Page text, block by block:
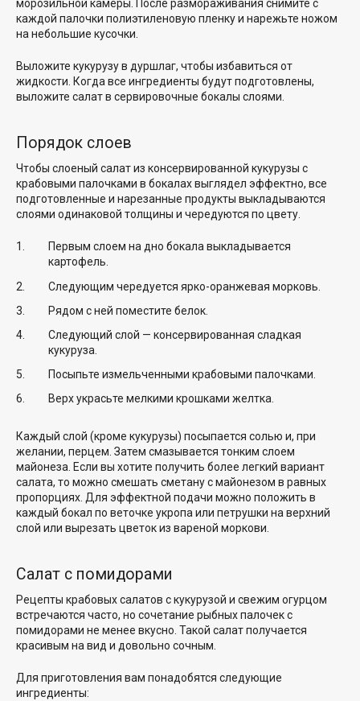
морозильной камеры. После размораживания снимите с
каждой палочки полиэтиленовую пленку и нарежьте ножом
на небольшие кусочки.
Выложите кукурузу в дуршлаг, чтобы избавиться от
жидкости. Когда все ингредиенты будут подготовлены,
выложите салат в сервировочные бокалы слоями.
Порядок слоев
Чтобы слоеный салат из консервированной кукурузы с
крабовыми палочками в бокалах выглядел эффектно, все
подготовленные и нарезанные продукты выкладываются
слоями одинаковой толщины и чередуются по цвету.
Первым слоем на дно бокала выкладывается
картофель.
Следующим чередуется ярко-оранжевая морковь.
Рядом с ней поместите белок.
Следующий слой — консервированная сладкая
кукуруза.
Посыпьте измельченными крабовыми палочками.
Верх украсьте мелкими крошками желтка.
Каждый слой (кроме кукурузы) посыпается солью и, при
желании, перцем. Затем смазывается тонким слоем
майонеза. Если вы хотите получить более легкий вариант
салата, то можно смешать сметану с майонезом в равных
пропорциях. Для эффектной подачи можно положить в
каждый бокал по веточке укропа или петрушки на верхний
слой или вырезать цветок из вареной моркови.
Салат с помидорами
Рецепты крабовых салатов с кукурузой и свежим огурцом
встречаются часто, но сочетание рыбных палочек с
помидорами не менее вкусно. Такой салат получается
красивым на вид и довольно сочным.
Для приготовления вам понадобятся следующие
ингредиенты: